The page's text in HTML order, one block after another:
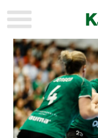
KAUPUNKI
AJANKOHTAISTA
URHEILU
KULTTUURI
HISTORIA